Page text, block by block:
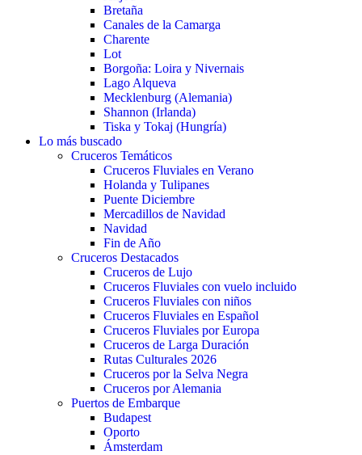
Bretaña
Canales de la Camarga
Charente
Lot
Borgoña: Loira y Nivernais
Lago Alqueva
Mecklenburg (Alemania)
Shannon (Irlanda)
Tiska y Tokaj (Hungría)
Lo más buscado
Cruceros Temáticos
Cruceros Fluviales en Verano
Holanda y Tulipanes
Puente Diciembre
Mercadillos de Navidad
Navidad
Fin de Año
Cruceros Destacados
Cruceros de Lujo
Cruceros Fluviales con vuelo incluido
Cruceros Fluviales con niños
Cruceros Fluviales en Español
Cruceros Fluviales por Europa
Cruceros de Larga Duración
Rutas Culturales 2026
Cruceros por la Selva Negra
Cruceros por Alemania
Puertos de Embarque
Budapest
Oporto
Ámsterdam